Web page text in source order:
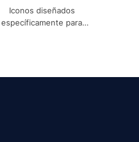
Iconos diseñados
específicamente para